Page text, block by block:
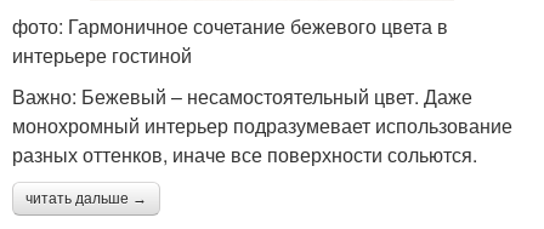
фото: Гармоничное сочетание бежевого цвета в
интерьере гостиной
Важно: Бежевый – несамостоятельный цвет. Даже
монохромный интерьер подразумевает использование
разных оттенков, иначе все поверхности сольются.
читать дальше →